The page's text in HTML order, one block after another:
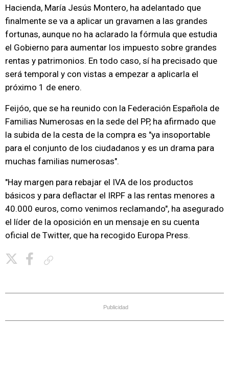
Hacienda, María Jesús Montero, ha adelantado que
finalmente se va a aplicar un gravamen a las grandes
fortunas, aunque no ha aclarado la fórmula que estudia
el Gobierno para aumentar los impuesto sobre grandes
rentas y patrimonios. En todo caso, sí ha precisado que
será temporal y con vistas a empezar a aplicarla el
próximo 1 de enero.
Feijóo, que se ha reunido con la Federación Española de
Familias Numerosas en la sede del PP, ha afirmado que
la subida de la cesta de la compra es "ya insoportable
para el conjunto de los ciudadanos y es un drama para
muchas familias numerosas".
"Hay margen para rebajar el IVA de los productos
básicos y para deflactar el IRPF a las rentas menores a
40.000 euros, como venimos reclamando", ha asegurado
el líder de la oposición en un mensaje en su cuenta
oficial de Twitter, que ha recogido Europa Press.
Publicidad